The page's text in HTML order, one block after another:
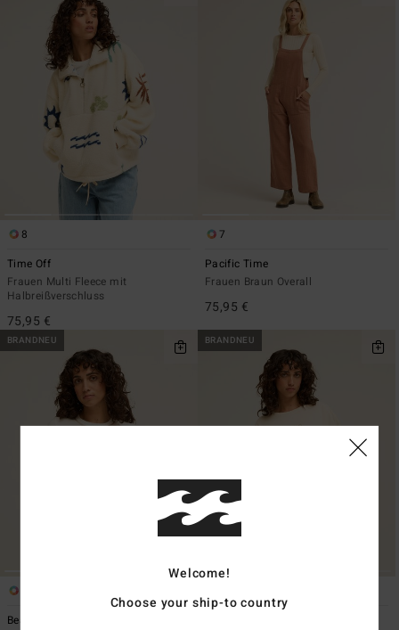
8
Time Off
Frauen Multi Fleece mit
Halbreißverschluss
75,95 €
7
Pacific Time
Frauen Braun Overall
75,95 €
BRANDNEU
Beach Back
BRANDNEU
Welcome!
Choose your ship-to country